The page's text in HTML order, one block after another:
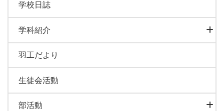
学校日誌
学科紹介
羽工だより
生徒会活動
部活動